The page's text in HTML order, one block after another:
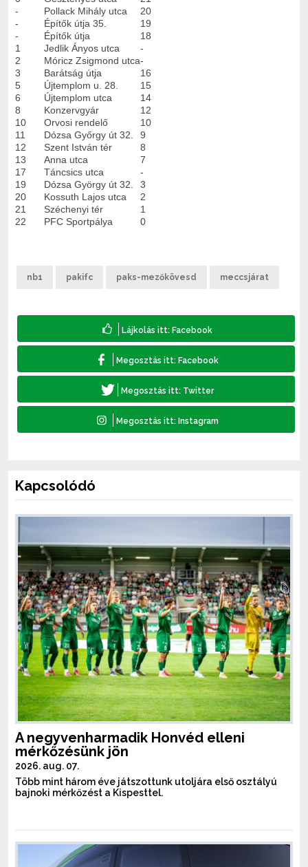
-
Pollack Mihály utca
20
-
Építők útja 35.
19
-
Építők útja
18
1
Jedlik Ányos utca
-
2
Móricz Zsigmond utca-
3
Barátság útja
16
5
Újtemplom u. 28.
15
6
Újtemplom utca
14
8
Konzervgyár
12
10
Orvosi rendelő
10
11
Dózsa Győrgy út 32.
9
12
Szent István tér
8
13
Anna utca
7
17
Táncsics utca
-
19
Dózsa György út 32.
3
20
Kossuth Lajos utca
2
21
Széchenyi tér
1
22
PFC Sportpálya 0
nb1 pakifc paks-mezőkövesd meccsjárat
Kapcsolódó
A negyvenharmadik Honvéd elleni
mérkőzésünk jön
2026. aug. 07.
Több mint három éve játszottunk utoljára első osztályú
bajnoki mérkőzést a Kispesttel.